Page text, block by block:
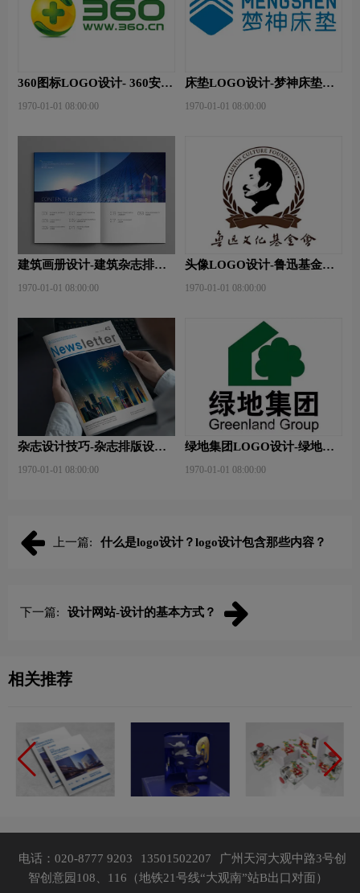
360图标LOGO设计- 360安全
1970-01-01 08:00:00
床垫LOGO设计-梦神床垫品
1970-01-01 08:00:00
建筑画册设计-建筑杂志排版
用？
1970-01-01 08:00:00
头像LOGO设计-鲁迅基金会
1970-01-01 08:00:00
杂志设计技巧-杂志排版设计
1970-01-01 08:00:00
绿地集团LOGO设计-绿地集
1970-01-01 08:00:00
上一篇: 什么是logo设计？logo设计包含那些内容？
下一篇: 设计网站-设计的基本方式？
相关推荐
电话：020-8777 9203 13501502207
广州天河大观中路3号创
智创意园108、116（地铁21号线“大观南”站B出口对面）